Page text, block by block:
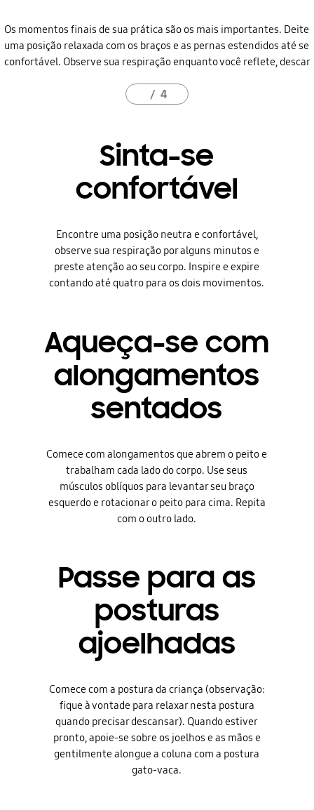
Os momentos finais de sua prática são os mais importantes.
uma posição relaxada com os braços e as pernas estendidos até se
confortável. Observe sua respiração enquanto você reflete,
4
Sinta-se
confortável
Encontre uma posição neutra e confortável,
observe sua respiração por alguns minutos e
preste atenção ao seu corpo. Inspire e expire
contando até quatro para os dois movimentos.
Aqueça-se com
alongamentos
sentados
Comece com alongamentos que abrem o peito e
trabalham cada lado do corpo. Use seus
músculos oblíquos para levantar seu braço
esquerdo e rotacionar o peito para cima. Repita
com o outro lado.
Passe para as
posturas
ajoelhadas
Comece com a postura da criança (observação:
fique à vontade para relaxar nesta postura
quando precisar descansar). Quando estiver
pronto, apoie-se sobre os joelhos e as mãos e
gentilmente alongue a coluna com a postura
gato-vaca.